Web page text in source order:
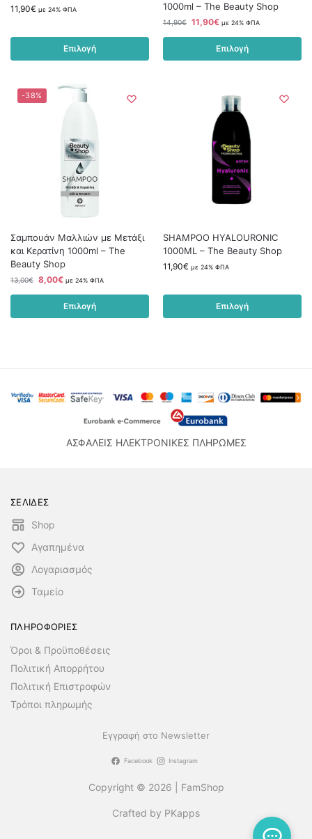
11,90€ με 24% ΦΠΑ
Επιλογή
1000ml – The Beauty Shop
14,90€ 11,90€ με 24% ΦΠΑ
Επιλογή
-38%
Σαμπουάν Mαλλιών με Μετάξι
και Κερατίνη 1000ml – The
Beauty Shop
13,00€ 8,00€ με 24% ΦΠΑ
Επιλογή
SHAMPOO HYALOURONIC
1000ML – The Beauty Shop
11,90€ με 24% ΦΠΑ
Επιλογή
ΑΣΦΑΛΕΙΣ ΗΛΕΚΤΡΟΝΙΚΕΣ ΠΛΗΡΩΜΕΣ
ΣΕΛΙΔΕΣ
Shop
Αγαπημένα
Λογαριασμός
Ταμείο
ΠΛΗΡΟΦΟΡΙΕΣ
Όροι & Προϋποθέσεις
Πολιτική Απορρήτου
Πολιτική Επιστροφών
Τρόποι πληρωμής
Εγγραφή στο Newsletter
Facebook Instagram
Copyright © 2026 | FamShop
Crafted by PKapps